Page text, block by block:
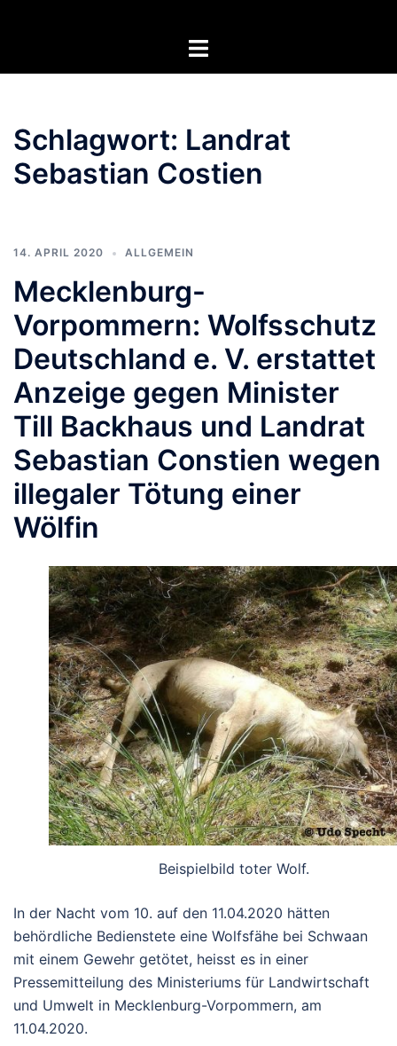
Menü
Schlagwort: Landrat
Sebastian Costien
14. APRIL 2020 ALLGEMEIN
Mecklenburg-
Vorpommern: Wolfsschutz
Deutschland e. V. erstattet
Anzeige gegen Minister
Till Backhaus und Landrat
Sebastian Constien wegen
illegaler Tötung einer
Wölfin
Beispielbild toter Wolf.
In der Nacht vom 10. auf den 11.04.2020 hätten
behördliche Bedienstete eine Wolfsfähe bei Schwaan
mit einem Gewehr getötet, heisst es in einer
Pressemitteilung des Ministeriums für Landwirtschaft
und Umwelt in Mecklenburg-Vorpommern, am
11.04.2020.